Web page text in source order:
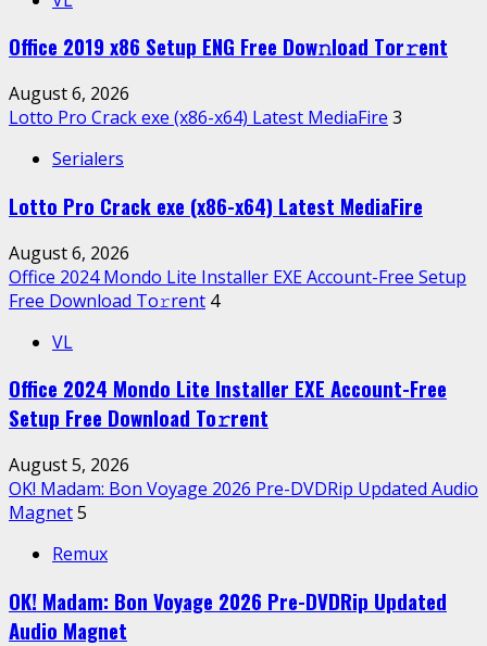
Office 2019 x86 Setup ENG Frее Dow𝚗load Tоr𝚛ent
August 6, 2026
Lotto Pro Crack exe (x86-x64) Latest MediaFire 3
Serialers
Lotto Pro Crack exe (x86-x64) Latest MediaFire
August 6, 2026
Office 2024 Mondo Lite Installer EXE Account-Free Setup
Frее Download To𝚛rent 4
VL
Office 2024 Mondo Lite Installer EXE Account-Free
Setup Frее Download To𝚛rent
August 5, 2026
OK! Madam: Bon Voyage 2026 Pre-DVDRip Updated Audio
Magnet5
Remux
OK! Madam: Bon Voyage 2026 Pre-DVDRip Updated
Audio Magnet